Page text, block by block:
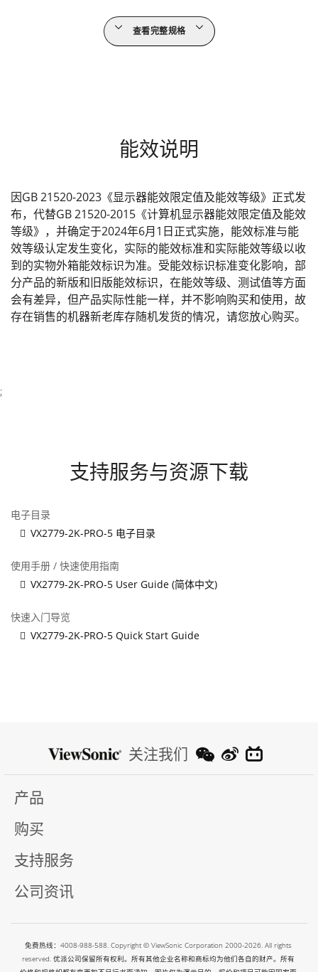
查看完整规格
能效说明
因GB 21520-2023《显示器能效限定值及能效等级》正式发
布，代替GB 21520-2015《计算机显示器能效限定值及能效
等级》，并确定于2024年6月1日正式实施，能效标准与能
效等级认定发生变化，实际的能效标准和实际能效等级以收
到的实物外箱能效标识为准。受能效标识标准变化影响，部
分产品的新版和旧版能效标识，在能效等级、测试值等方面
会有差异，但产品实际性能一样，并不影响购买和使用，故
存在销售的机器新老库存随机发货的情况，请您放心购买。
;
支持服务与资源下载
电子目录
VX2779-2K-PRO-5 电子目录
使用手册 / 快速使用指南
VX2779-2K-PRO-5 User Guide (简体中文)
快速入门导览
VX2779-2K-PRO-5 Quick Start Guide
关注我们
产品
购买
支持服务
公司资讯
免费热线：4008-988-588. Copyright © ViewSonic Corporation 2000-2026. All rights
reserved. 优派公司保留所有权利。所有其他企业名称和商标均为他们各自的财产。所有